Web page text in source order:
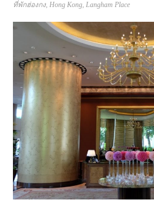
ที่พักฮ่องกง,Hong Kong,Langham Place